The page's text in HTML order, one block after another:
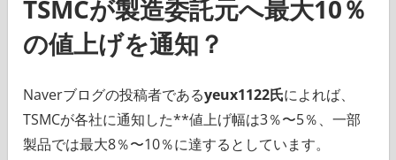
TSMCが製造委託元へ最大10％
の値上げを通知？
Naverブログの投稿者であるyeux1122氏によれば、
TSMCが各社に通知した**値上げ幅は3％〜5％、一部
製品では最大8％〜10％に達するとしています。